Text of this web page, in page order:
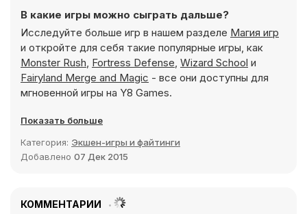
В какие игры можно сыграть дальше?
Исследуйте больше игр в нашем разделе Магия игр
и откройте для себя такие популярные игры, как
Monster Rush, Fortress Defense, Wizard School и
Fairyland Merge and Magic - все они доступны для
мгновенной игры на Y8 Games.
Показать больше
Категория: Экшен-игры и файтинги
Добавлено 07 Дек 2015
КОММЕНТАРИИ